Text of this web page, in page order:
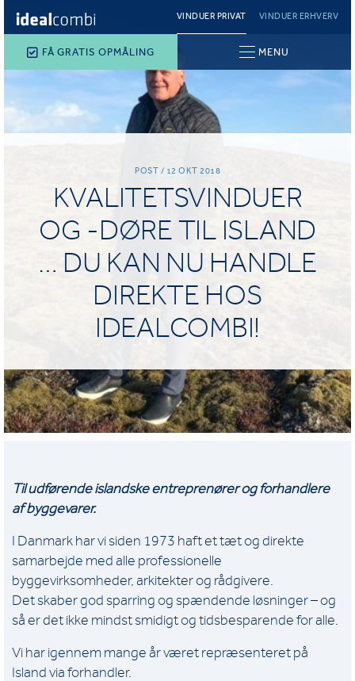
VINDUER PRIVAT VINDUER ERHVERV
FÅ GRATIS OPMÅLING MENU
POST / 12 OKT 2018
KVALITETSVINDUER
OG -DØRE TIL ISLAND
… DU KAN NU HANDLE
DIREKTE HOS
IDEALCOMBI!
Til udførende islandske entreprenører og forhandlere
af byggevarer.
I Danmark har vi siden 1973 haft et tæt og direkte
samarbejde med alle professionelle
byggevirksomheder, arkitekter og rådgivere.
Det skaber god sparring og spændende løsninger – og
så er det ikke mindst smidigt og tidsbesparende for alle.
Vi har igennem mange år været repræsenteret på
Island via forhandler.